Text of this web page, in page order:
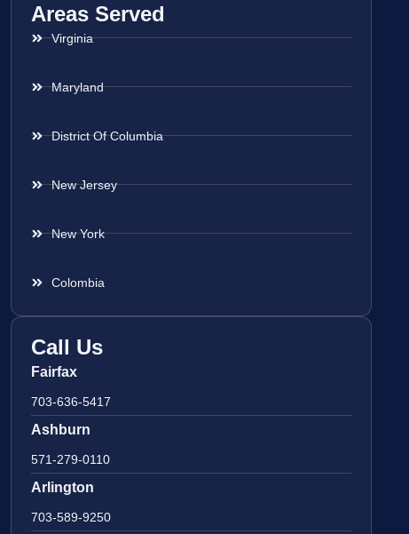
Areas Served
Virginia
Maryland
District Of Columbia
New Jersey
New York
Colombia
Call Us
Fairfax
703-636-5417
Ashburn
571-279-0110
Arlington
703-589-9250